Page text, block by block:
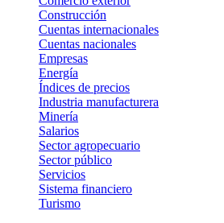
Construcción
Cuentas internacionales
Cuentas nacionales
Empresas
Energía
Índices de precios
Industria manufacturera
Minería
Salarios
Sector agropecuario
Sector público
Servicios
Sistema financiero
Turismo